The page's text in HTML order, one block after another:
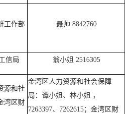
工作部 聂帅 8842760
信局 翁小姐 2516305
源和社
湾区财
金湾区人力资源和社会保障
局：谭小姐、林小姐 ，
7263397、7262615；金湾区财